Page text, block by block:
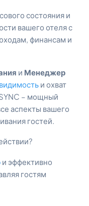
состояния и
вашего отеля с
финансам и
и Менеджер
и охват
– мощный
аспекты вашего
гостей.
и эффективно
гостям